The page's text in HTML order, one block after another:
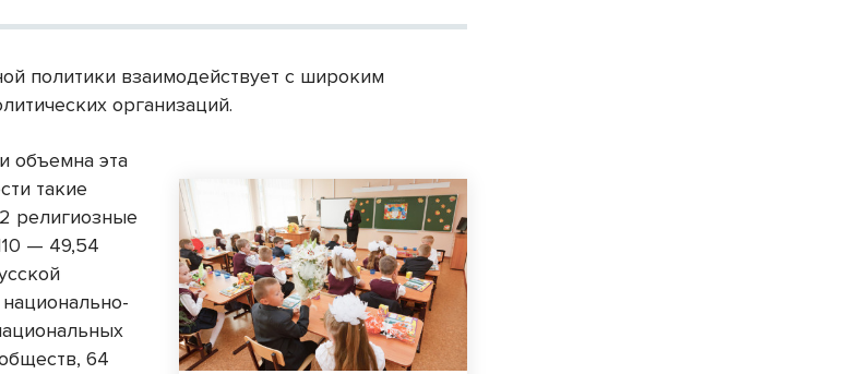
политики взаимодействует с широким
организаций.
объемна эта
такие
религиозные
— 49,54
64